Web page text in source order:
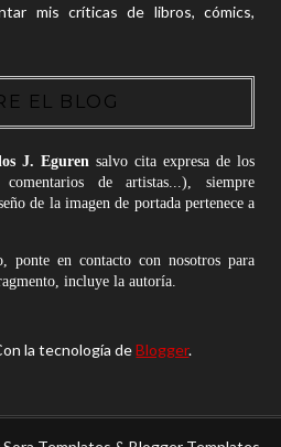
mis críticas de libros, cómics,
EL BLOG
J. Egurensalvo cita expresa de los
de artistas...), siempre
de la imagen de portada pertenece a
ponte en contacto con nosotros para
incluye la autoría.
la tecnología deBlogger.